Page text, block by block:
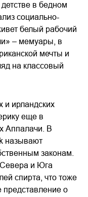
в бедном
социально-
белый рабочий
– мемуары, в
мечты и
на классовый
и ирландских
еще в
Аппалачи. В
называют
законам.
и Юга
спирта, что тоже
представление о